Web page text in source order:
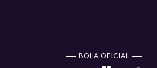
BOLA OFICIAL